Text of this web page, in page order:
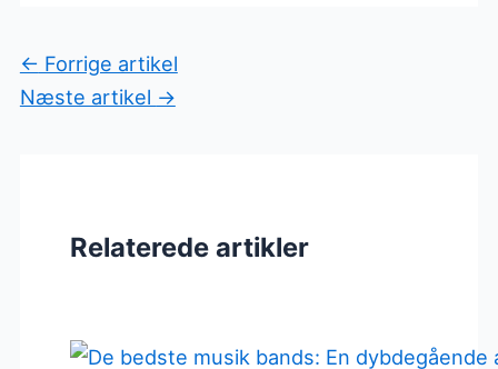
← Forrige artikel
Næste artikel →
Relaterede artikler